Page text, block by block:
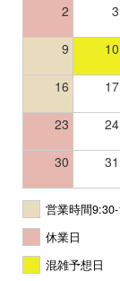
2 3
9 10
16 17
23 24
30 31
営業時間
休業日
混雑予想日